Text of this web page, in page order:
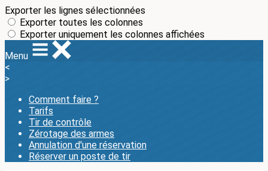
Exporter les lignes sélectionnées
Exporter toutes les colonnes
Exporter uniquement les colonnes affichées
Menu
<
>
Comment faire ?
Tarifs
Tir de contrôle
Zérotage des armes
Annulation d'une réservation
Réserver un poste de tir